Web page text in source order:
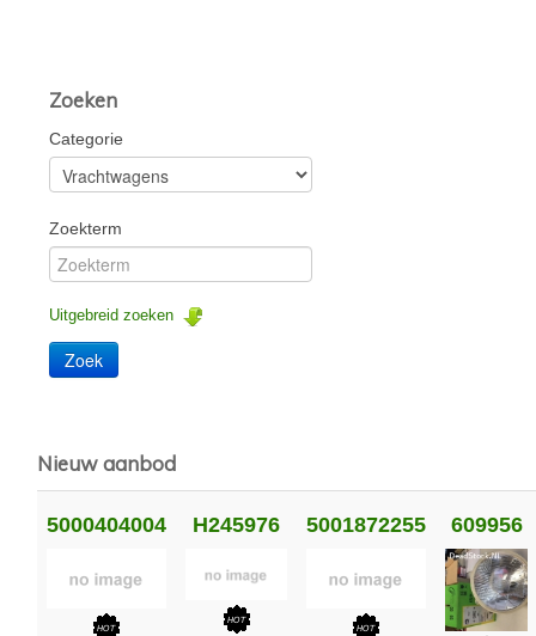
Zoeken
Categorie
Zoekterm
Uitgebreid zoeken
Nieuw aanbod
5000404004 H245976 5001872255 609956